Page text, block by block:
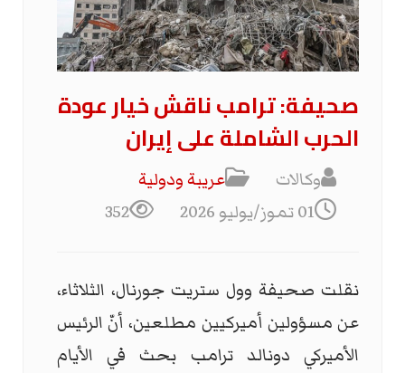
صحيفة: ترامب ناقش خيار عودة
الحرب الشاملة على إيران
وكالات
عریبة ودولیة
01 تموز/يوليو 2026
352
نقلت صحيفة وول ستريت جورنال، الثلاثاء،
عن مسؤولين أميركيين مطلعين، أنّ الرئيس
الأميركي دونالد ترامب بحث في الأيام